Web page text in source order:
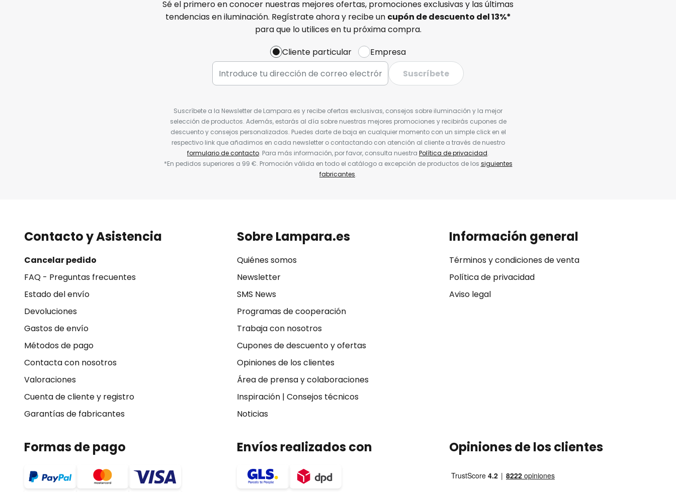
Sé el primero en conocer nuestras mejores ofertas, promociones exclusivas y las últimas
tendencias en iluminación. Regístrate ahora y recibe un cupón de descuento del13%*
para que lo utilices en tu próxima compra.
Cliente particular
Empresa
Suscríbete
Suscríbete a la Newsletter de Lampara.es y recibe ofertas exclusivas, consejos sobre iluminación y la mejor
selección de productos. Además, estarás al día sobre nuestras mejores promociones y recibirás cupones de
descuento y consejos personalizados. Puedes darte de baja en cualquier momento con un simple click en el
respectivo link que añadimos en cada newsletter o contactando con atención al cliente a través de nuestro
formulario de contacto. Para más información, por favor, consulta nuestra Política de privacidad.
*En pedidos superiores a 99 €. Promoción válida en todo el catálogo a excepción de productos de los siguientes
fabricantes.
Contacto y Asistencia
Cancelar pedido
FAQ - Preguntas frecuentes
Estado del envío
Devoluciones
Gastos de envío
Métodos de pago
Contacta con nosotros
Valoraciones
Cuenta de cliente y registro
Garantías de fabricantes
Sobre Lampara.es
Quiénes somos
Newsletter
SMS News
Programas de cooperación
Trabaja con nosotros
Cupones de descuento y ofertas
Opiniones de los clientes
Área de prensa y colaboraciones
Inspiración| Consejos técnicos
Noticias
Información general
Términos y condiciones de venta
Política de privacidad
Aviso legal
Formas de pago Envíos realizados con Opiniones de los clientes